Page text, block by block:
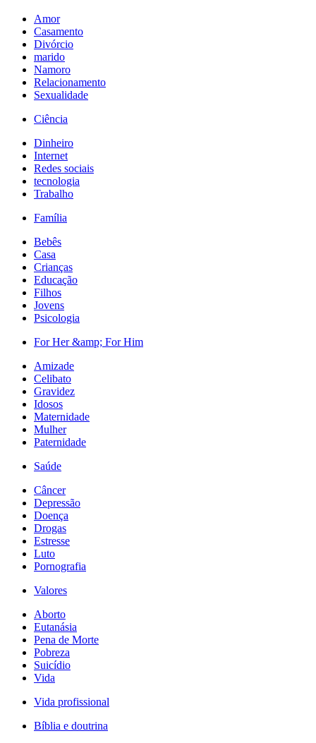
Amor
Casamento
Divórcio
marido
Namoro
Relacionamento
Sexualidade
Ciência
Dinheiro
Internet
Redes sociais
tecnologia
Trabalho
Família
Bebês
Casa
Crianças
Educação
Filhos
Jovens
Psicologia
For Her &amp; For Him
Amizade
Celibato
Gravidez
Idosos
Maternidade
Mulher
Paternidade
Saúde
Câncer
Depressão
Doença
Drogas
Estresse
Luto
Pornografia
Valores
Aborto
Eutanásia
Pena de Morte
Pobreza
Suicídio
Vida
Vida profissional
Bíblia e doutrina